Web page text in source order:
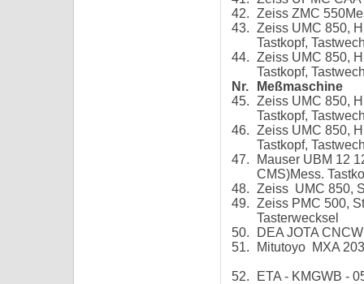
42. Zeiss ZMC
43. Zeiss UMC 850,
Tastkopf,
44. Zeiss UMC 850,
Tastkopf,
Nr.
Meßmaschine
45. Zeiss UMC 850,
Tastkopf,
46. Zeiss UMC 850,
Tastkopf,
47.
Mauser UBM 12
CMS)Mess.
48. Zeiss UMC 850,
49. Zeiss PMC 500,
Tasterwecksel
50.
DEA JOTA
51.
Mitutoyo MXA
52. ETA - KMGWB -